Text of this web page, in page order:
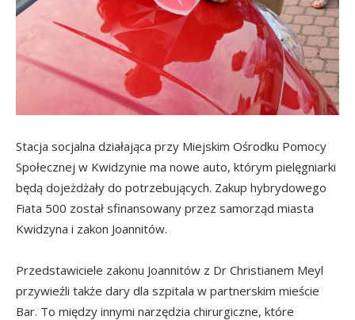
Stacja socjalna działająca przy Miejskim Ośrodku Pomocy
Społecznej w Kwidzynie ma nowe auto, którym pielęgniarki
będą dojeżdżały do potrzebujących. Zakup hybrydowego
Fiata 500 został sfinansowany przez samorząd miasta
Kwidzyna i zakon Joannitów.
Przedstawiciele zakonu Joannitów z Dr Christianem Meyl
przywieźli także dary dla szpitala w partnerskim mieście
Bar. To między innymi narzędzia chirurgiczne, które